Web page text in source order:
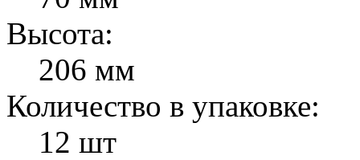
Высота:
206 мм
Количество в упаковке:
12 шт